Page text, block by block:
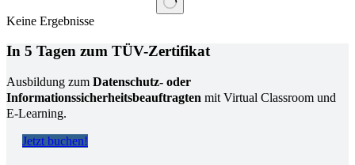
Keine Ergebnisse
In 5 Tagen zum TÜV-Zertifikat
Ausbildung zum Datenschutz- oder
Informationssicherheitsbeauftragten mit Virtual Classroom und
E-Learning.
Jetzt buchen!